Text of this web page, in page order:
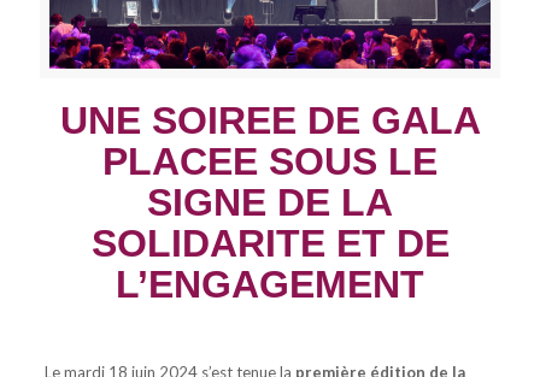
UNE SOIREE DE GALA
PLACEE SOUS LE
SIGNE DE LA
SOLIDARITE ET DE
L’ENGAGEMENT
Le mardi 18 juin 2024 s’est tenue la première édition de la